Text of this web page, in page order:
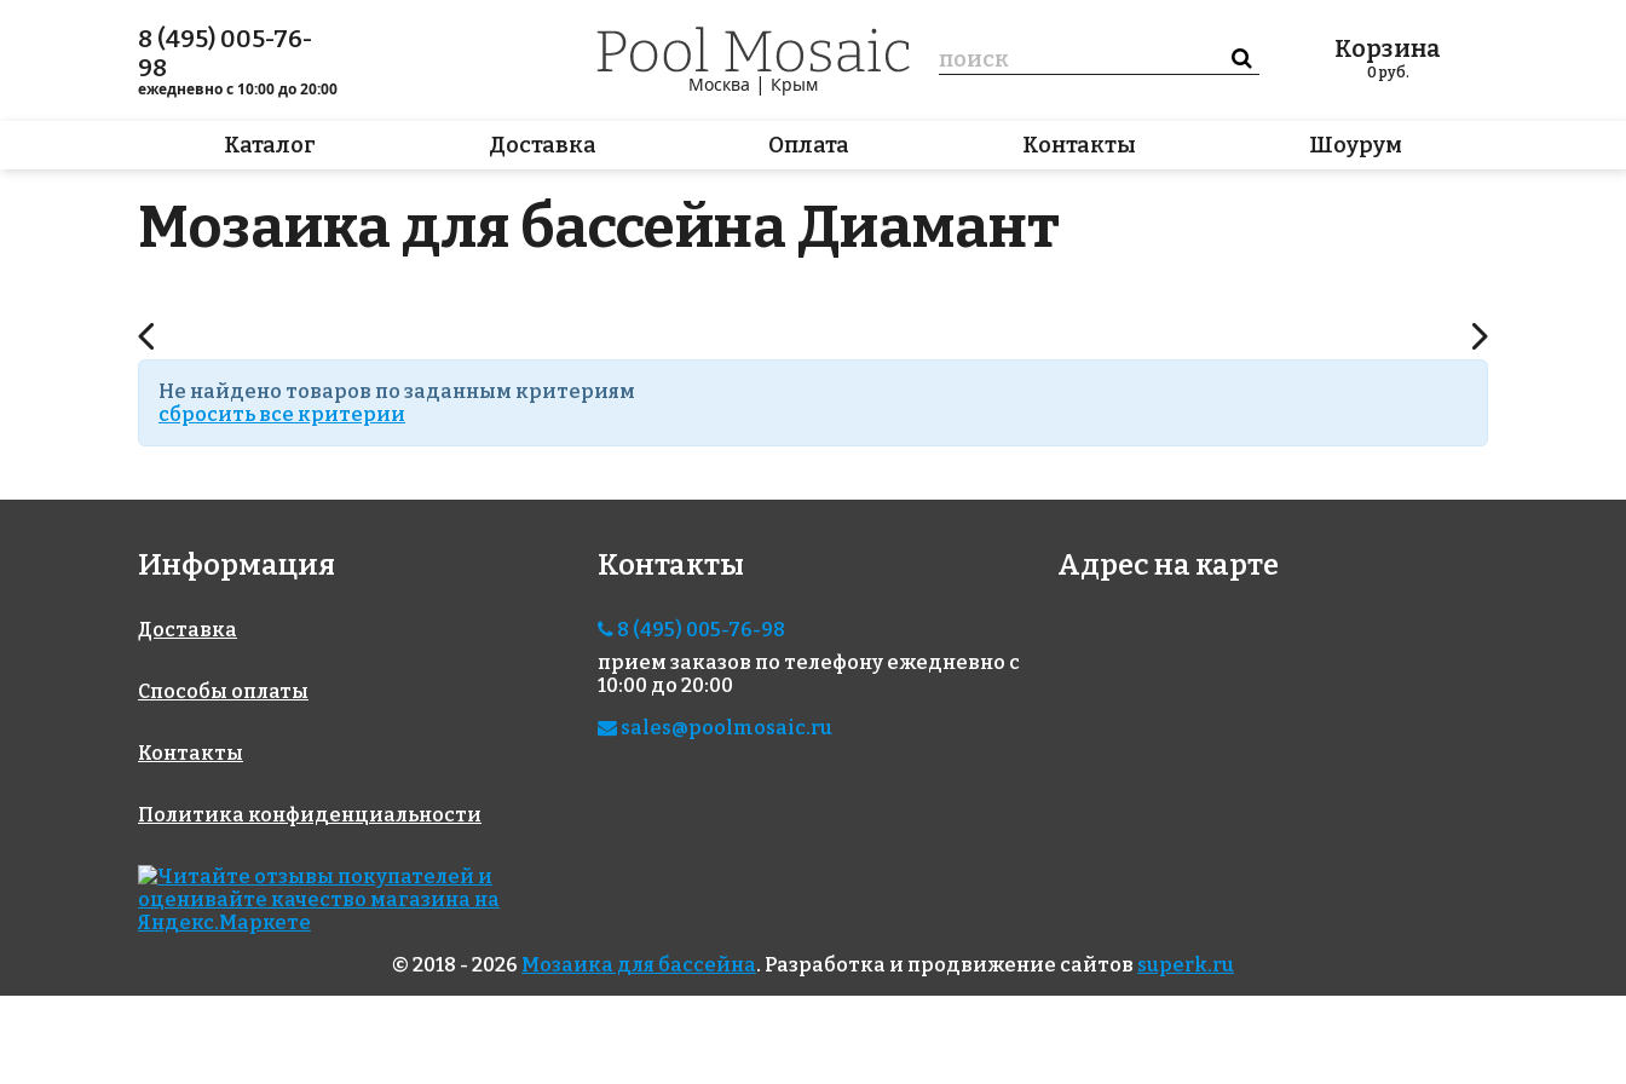
8 (495) 005-76-
98
ежедневно с 10:00 до 20:00 Москва | Крым
Корзина
0руб.
Каталог Доставка Оплата Контакты Шоурум
Мозаика для бассейна Диамант
Не найдено товаров по заданным критериям
cбросить все критерии
Информация
Доставка
Способы оплаты
Контакты
Политика конфиденциальности
Контакты
8 (495) 005-76-98
прием заказов по телефону ежедневно с
10:00 до 20:00
sales@poolmosaic.ru
Адрес на карте
© 2018 - 2026 Мозаика для бассейна. Разработка и продвижение сайтов superk.ru